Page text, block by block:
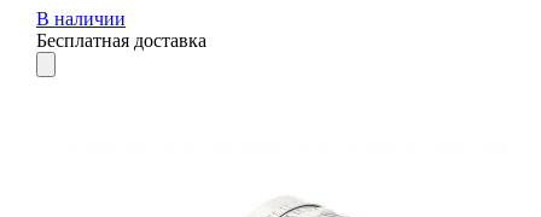
В наличии
Бесплатная доставка